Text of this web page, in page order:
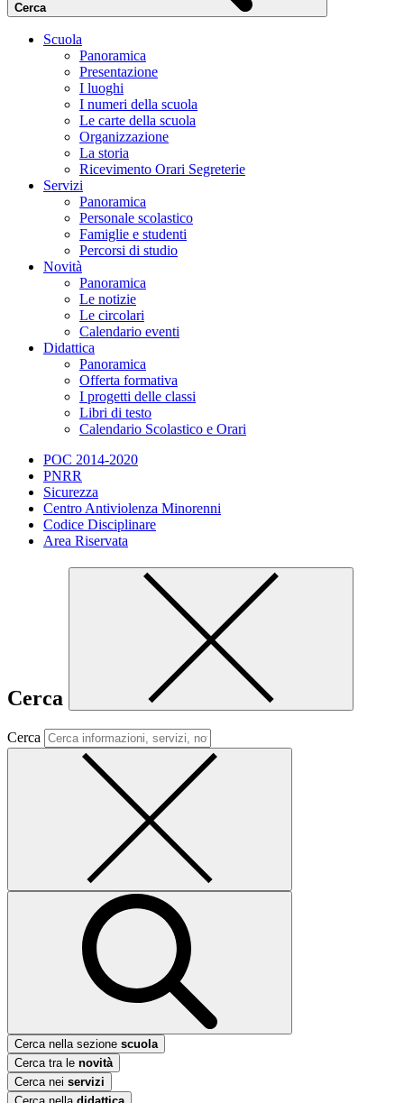
Cerca
Scuola
Panoramica
Presentazione
I luoghi
I numeri della scuola
Le carte della scuola
Organizzazione
La storia
Ricevimento Orari Segreterie
Servizi
Panoramica
Personale scolastico
Famiglie e studenti
Percorsi di studio
Novità
Panoramica
Le notizie
Le circolari
Calendario eventi
Didattica
Panoramica
Offerta formativa
I progetti delle classi
Libri di testo
Calendario Scolastico e Orari
POC 2014-2020
PNRR
Sicurezza
Centro Antiviolenza Minorenni
Codice Disciplinare
Area Riservata
Cerca
Cerca
Cerca nella sezione scuola
Cerca tra le novità
Cerca nei servizi